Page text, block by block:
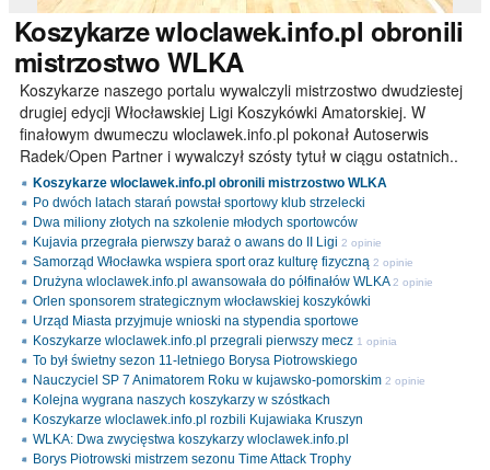
Koszykarzewloclawek.info.pl obronili
mistrzostwo WLKA
Koszykarze naszego portalu wywalczyli mistrzostwo dwudziestej
drugiej edycji Włocławskiej Ligi Koszykówki Amatorskiej. W
finałowym dwumeczu wloclawek.info.pl pokonał Autoserwis
Radek/Open Partner i wywalczył szósty tytuł w ciągu ostatnich..
Koszykarze wloclawek.info.pl obronili mistrzostwo WLKA
Po dwóch latach starań powstał sportowy klub strzelecki
Dwa miliony złotych na szkolenie młodych sportowców
Kujavia przegrała pierwszy baraż o awans do II Ligi 2 opinie
Samorząd Włocławka wspiera sport oraz kulturę fizyczną 2 opinie
Drużyna wloclawek.info.pl awansowała do półfinałów WLKA 2 opinie
Orlen sponsorem strategicznym włocławskiej koszykówki
Urząd Miasta przyjmuje wnioski na stypendia sportowe
Koszykarze wloclawek.info.pl przegrali pierwszy mecz 1 opinia
To był świetny sezon 11-letniego Borysa Piotrowskiego
Nauczyciel SP 7 Animatorem Roku w kujawsko-pomorskim 2 opinie
Kolejna wygrana naszych koszykarzy w szóstkach
Koszykarze wloclawek.info.pl rozbili Kujawiaka Kruszyn
WLKA: Dwa zwycięstwa koszykarzy wloclawek.info.pl
Borys Piotrowski mistrzem sezonu Time Attack Trophy